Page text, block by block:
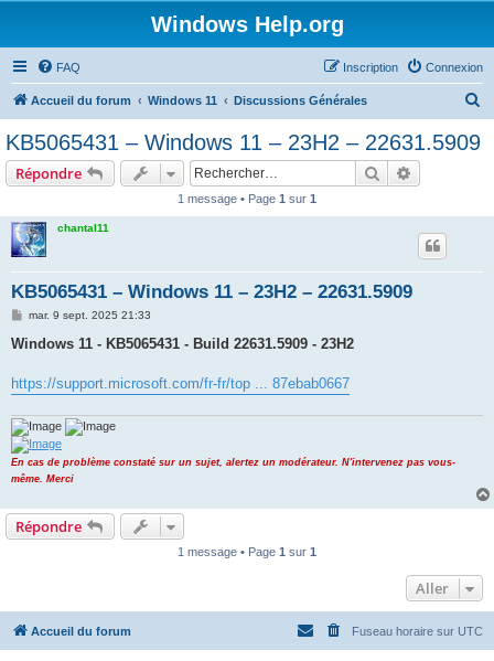
Windows Help.org
FAQ Connexion
Inscription
Accueil du forum Windows 11 Discussions Générales
KB5065431 – Windows 11 – 23H2 – 22631.5909
Répondre Rechercher
1 message • Page 1 sur 1
chantal11
KB5065431 – Windows 11 – 23H2 – 22631.5909
M
s
g
e
mar. 9 sept. 2025 21:33
Windows 11 - KB5065431 - Build 22631.5909 - 23H2
https://support.microsoft.com/fr-fr/top ... 87ebab0667
En cas de problème constaté sur un sujet, alertez un modérateur. N'intervenez pas vous-
même. Merci
Répondre
1 message • Page 1 sur 1
Aller
Accueil du forum Fuseau horaire sur UTC